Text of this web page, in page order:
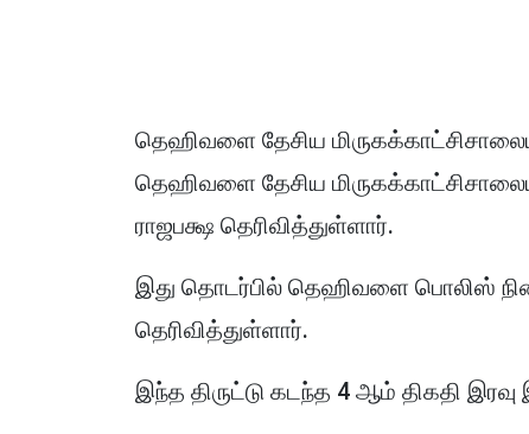
தெஹிவளை தேசிய
தெஹிவளை தேசிய
ராஜபக்ஷ தெரிவித்துள்ளார்.
இது தொடர்பில் தெஹிவளை பொலிஸ்
தெரிவித்துள்ளார்.
இந்த திருட்டு கடந்த 4 ஆம் திகதி